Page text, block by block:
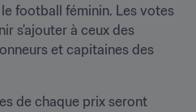
football féminin. Les votes
s'ajouter à ceux des
et capitaines des
de chaque prix seront